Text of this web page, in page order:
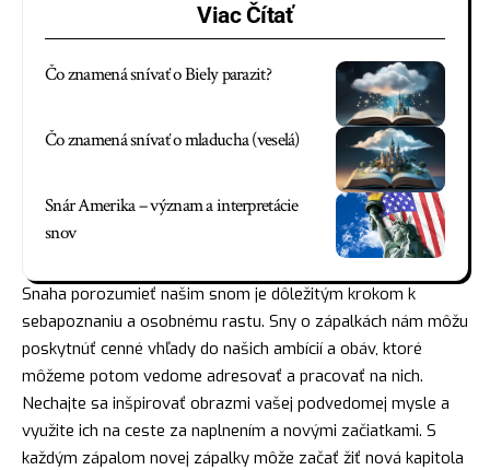
Viac Čítať
Čo znamená snívať o Biely parazit?
Čo znamená snívať o mladucha (veselá)
Snár Amerika – význam a interpretácie
snov
Snaha porozumieť našim snom je dôležitým krokom k
sebapoznaniu a osobnému rastu. Sny o zápalkách nám môžu
poskytnúť cenné vhľady do našich ambícií a obáv, ktoré
môžeme potom vedome adresovať a pracovať na nich.
Nechajte sa inšpirovať obrazmi vašej podvedomej mysle a
využite ich na ceste za naplnením a novými začiatkami. S
každým zápalom novej zápalky môže začať žiť nová kapitola